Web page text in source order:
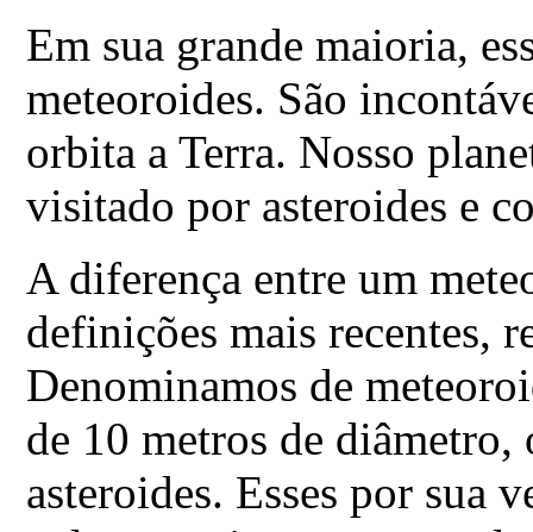
Em sua grande maioria,
meteoroides. São
orbita a Terra. Nosso
visitado por asteroides e
A diferença entre um
definições mais recentes,
Denominamos de
de 10 metros de diâmetro,
asteroides. Esses por sua